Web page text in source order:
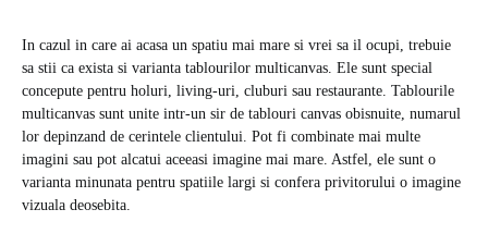
In cazul in care ai acasa un spatiu mai mare si vrei sa il ocupi, trebuie
sa stii ca exista si varianta tablourilor multicanvas. Ele sunt special
concepute pentru holuri, living-uri, cluburi sau restaurante. Tablourile
multicanvas sunt unite intr-un sir de tablouri canvas obisnuite, numarul
lor depinzand de cerintele clientului. Pot fi combinate mai multe
imagini sau pot alcatui aceeasi imagine mai mare. Astfel, ele sunt o
varianta minunata pentru spatiile largi si confera privitorului o imagine
vizuala deosebita.